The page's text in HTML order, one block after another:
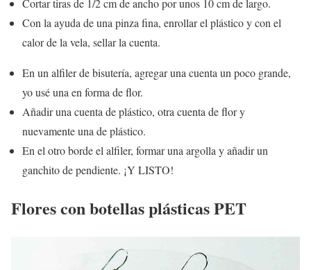
Cortar tiras de 1/2 cm de ancho por unos 10 cm de largo.
Con la ayuda de una pinza fina, enrollar el plástico y con el
calor de la vela, sellar la cuenta.
En un alfiler de bisutería, agregar una cuenta un poco grande,
yo usé una en forma de flor.
Añadir una cuenta de plástico, otra cuenta de flor y
nuevamente una de plástico.
En el otro borde el alfiler, formar una argolla y añadir un
ganchito de pendiente. ¡Y LISTO!
Flores con botellas plásticas PET